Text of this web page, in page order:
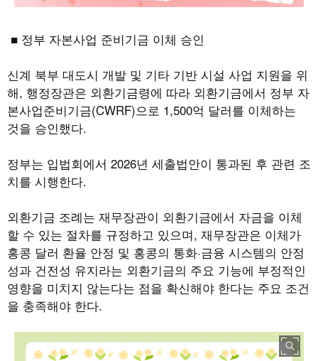
■ 정부 자본사업 준비기금 이체 승인
신계 북부 대도시 개발 및 기타 기반 시설 사업 지원을 위
해, 행정장관은 외환기금령에 따라 외환기금에서 정부 자
본사업준비기금(CWRF)으로 1,500억 달러를 이체하는
것을 승인했다.
정부는 입법회에서 2026년 세출법안이 통과된 후 관련 조
치를 시행한다.
외환기금 조례는 재무장관이 외환기금에서 자금을 이체
할 수 있는 절차를 규정하고 있으며, 재무장관은 이체가
홍콩 달러 환율 안정 및 홍콩의 통화·금융 시스템의 안정
성과 건전성 유지라는 외환기금의 주요 기능에 부정적인
영향을 미치지 않는다는 점을 확신해야 한다는 주요 조건
을 충족해야 한다.